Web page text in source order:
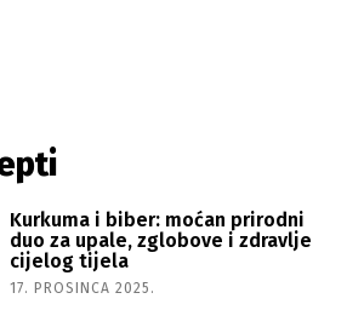
Kurkuma i biber: moćan prirodni
duo za upale, zglobove i zdravlje
cijelog tijela
17. PROSINCA 2025.